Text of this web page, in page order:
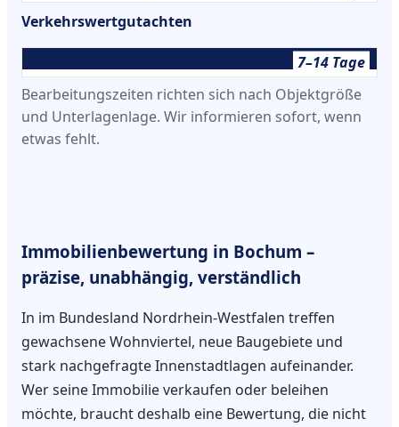
Verkehrswertgutachten
7–14 Tage
Bearbeitungszeiten richten sich nach Objektgröße
und Unterlagenlage. Wir informieren sofort, wenn
etwas fehlt.
Immobilienbewertung in Bochum –
präzise, unabhängig, verständlich
In im Bundesland Nordrhein-Westfalen treffen
gewachsene Wohnviertel, neue Baugebiete und
stark nachgefragte Innenstadtlagen aufeinander.
Wer seine Immobilie verkaufen oder beleihen
möchte, braucht deshalb eine Bewertung, die nicht